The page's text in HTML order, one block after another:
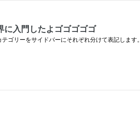
に入門したよゴゴゴゴゴ
ゴリーをサイドバーにそれぞれ分けて表記します。